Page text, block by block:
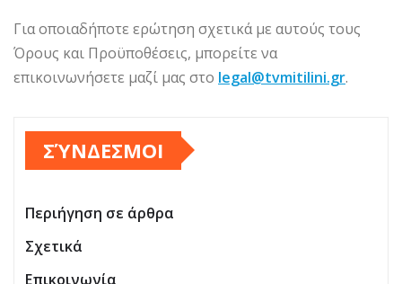
Για οποιαδήποτε ερώτηση σχετικά με αυτούς τους
Όρους και Προϋποθέσεις, μπορείτε να
επικοινωνήσετε μαζί μας στο legal@tvmitilini.gr.
ΣΎΝΔΕΣΜΟΙ
Περιήγηση σε άρθρα
Σχετικά
Επικοινωνία